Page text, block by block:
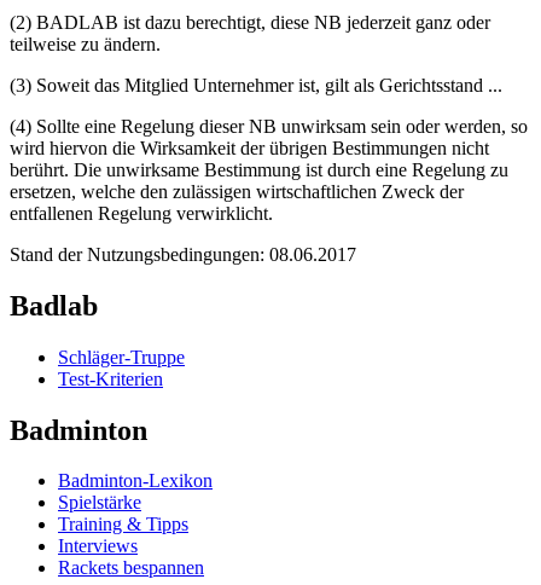
(2) BADLAB ist dazu berechtigt, diese NB jederzeit ganz oder
teilweise zu ändern.
(3) Soweit das Mitglied Unternehmer ist, gilt als Gerichtsstand ...
(4) Sollte eine Regelung dieser NB unwirksam sein oder werden, so
wird hiervon die Wirksamkeit der übrigen Bestimmungen nicht
berührt. Die unwirksame Bestimmung ist durch eine Regelung zu
ersetzen, welche den zulässigen wirtschaftlichen Zweck der
entfallenen Regelung verwirklicht.
Stand der Nutzungsbedingungen: 08.06.2017
Badlab
Schläger-Truppe
Test-Kriterien
Badminton
Badminton-Lexikon
Spielstärke
Training & Tipps
Interviews
Rackets bespannen